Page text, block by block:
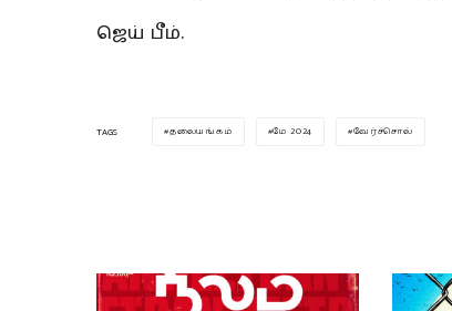
ஜெய் பீம்.
TAGS தலையங்கம் மே 2024 வேர்ச்சொல்